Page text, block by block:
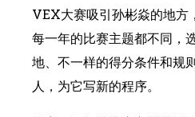
VEX大赛吸引孙彬焱的地方
每一年的比赛主题都不同，
地、不一样的得分条件和规
人，为它写新的程序。